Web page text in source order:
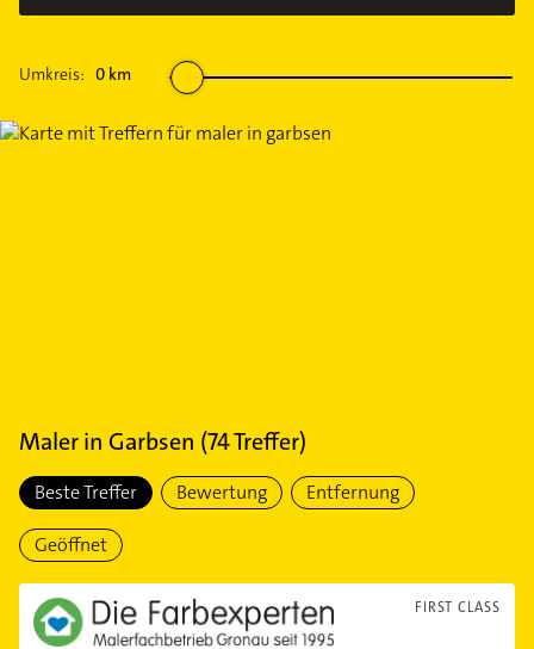
Umkreis: 0 km
Malerin Garbsen (74Treffer)
Beste Treffer Bewertung Entfernung
Geöffnet
FIRST CLASS